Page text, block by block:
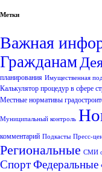
Метки
Важная
Гражданам
планирования Имущественная
Калькулятор процедур в сфере
Местные нормативы
Муниципальный контроль
комментарий Подкасты Пресс-
Региональные СМИ
СпортФедеральные